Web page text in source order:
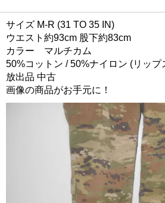
サイズ M-R (31 TO 35 IN)
ウエスト約93cm 股下約83cm
カラー マルチカム
50%コットン / 50%ナイロン (リップ
放出品 中古
画像の商品がお手元に！